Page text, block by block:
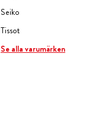
Seiko
Tissot
Se alla varumärken